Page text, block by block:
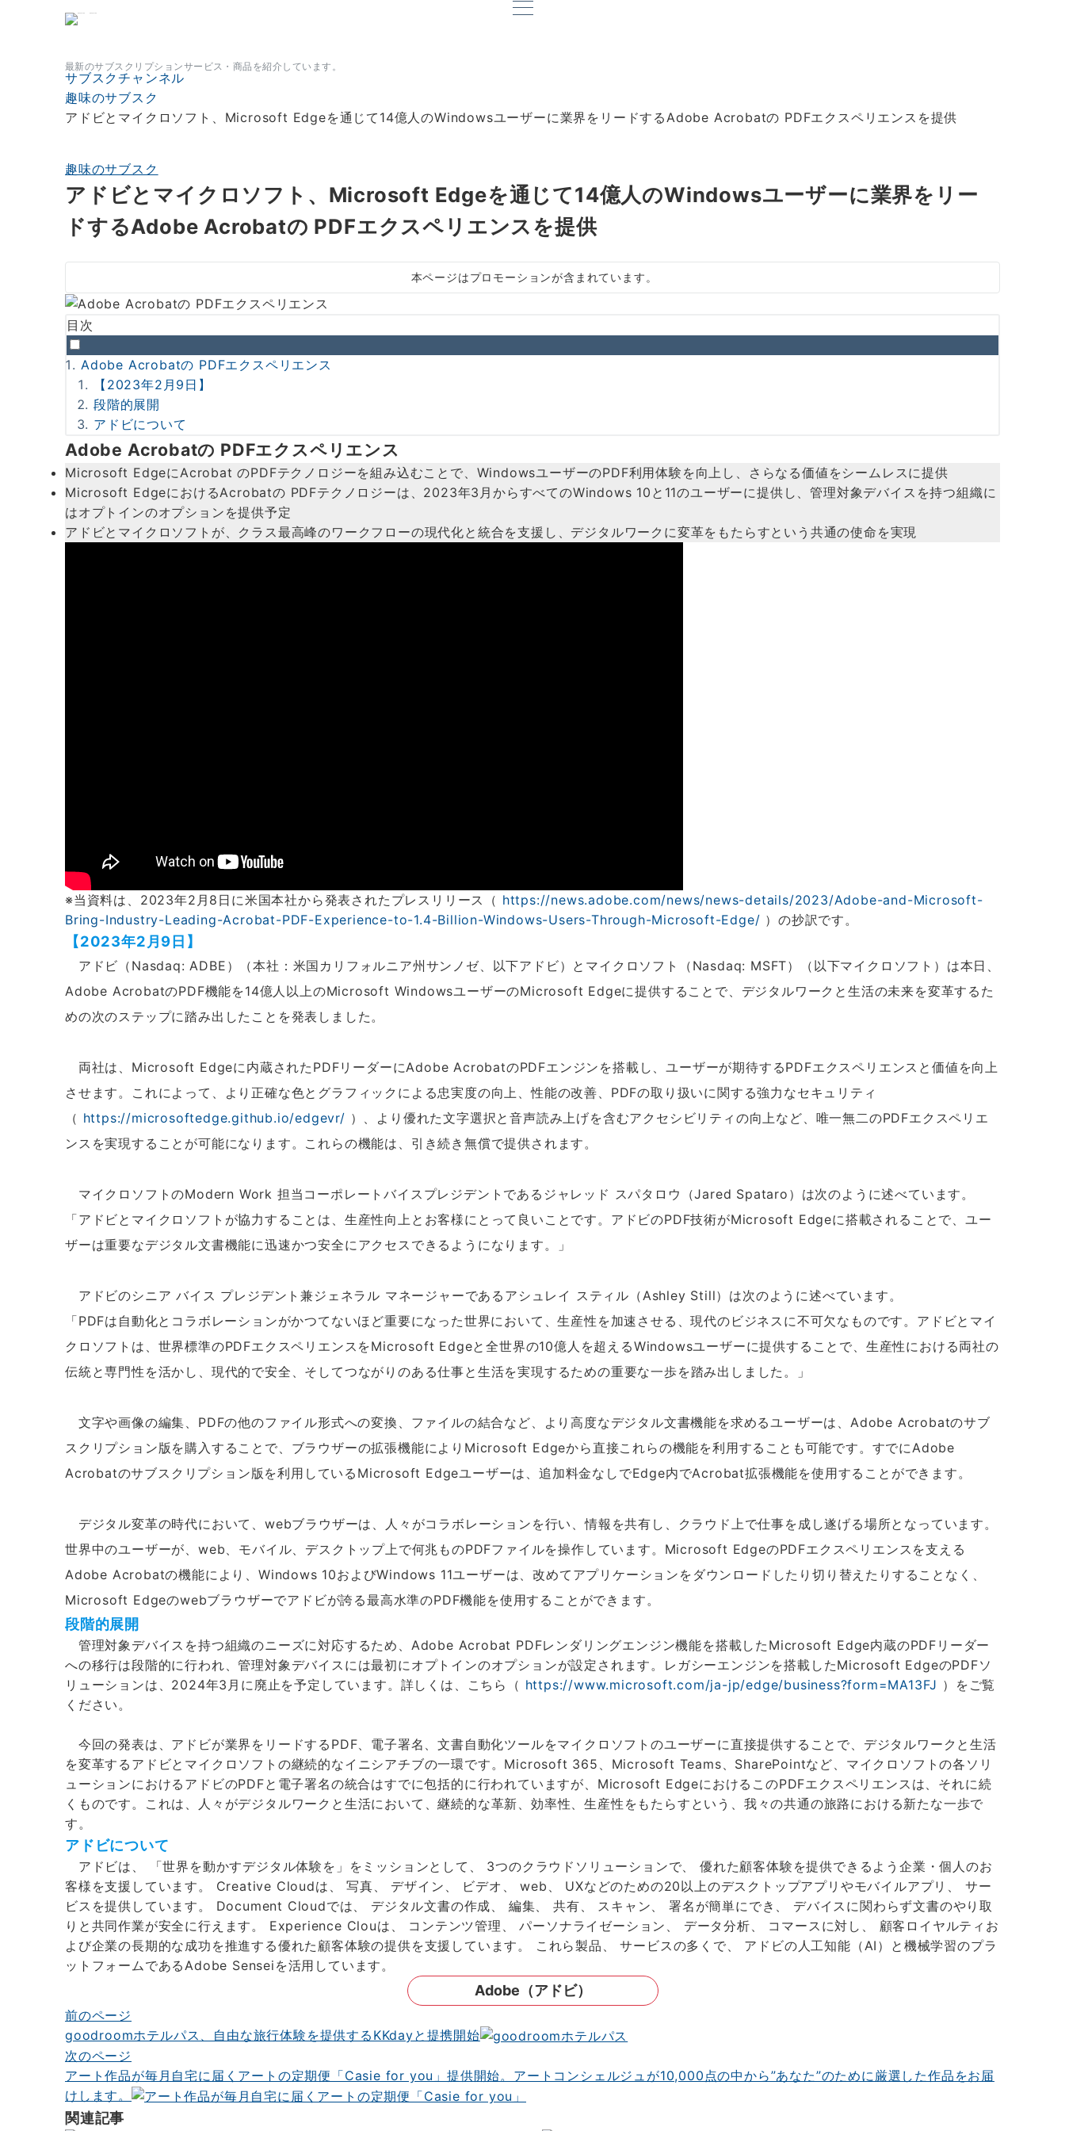
最新のサブスクリプションサービス・商品を紹介しています。
サブスクチャンネル
趣味のサブスク
アドビとマイクロソフト、Microsoft Edgeを通じて14億人のWindowsユーザーに業界をリードするAdobe Acrobatの PDFエクスペリエンスを提供
趣味のサブスク
アドビとマイクロソフト、Microsoft Edgeを通じて14億人のWindowsユーザーに業界をリー
ドするAdobe Acrobatの PDFエクスペリエンスを提供
本ページはプロモーションが含まれています。
目次
Adobe Acrobatの PDFエクスペリエンス
【2023年2月9日】
段階的展開
アドビについて
Adobe Acrobatの PDFエクスペリエンス
Microsoft EdgeにAcrobat のPDFテクノロジーを組み込むことで、WindowsユーザーのPDF利用体験を向上し、さらなる価値をシームレスに提供
Microsoft EdgeにおけるAcrobatの PDFテクノロジーは、2023年3月からすべてのWindows 10と11のユーザーに提供し、管理対象デバイスを持つ組織に
はオプトインのオプションを提供予定
アドビとマイクロソフトが、クラス最高峰のワークフローの現代化と統合を支援し、デジタルワークに変革をもたらすという共通の使命を実現
※当資料は、2023年2月8日に米国本社から発表されたプレスリリース（ https://news.adobe.com/news/news-details/2023/Adobe-and-Microsoft-
Bring-Industry-Leading-Acrobat-PDF-Experience-to-1.4-Billion-Windows-Users-Through-Microsoft-Edge/ ）の抄訳です。
【2023年2月9日】
アドビ（Nasdaq: ADBE）（本社：米国カリフォルニア州サンノゼ、以下アドビ）とマイクロソフト（Nasdaq: MSFT）（以下マイクロソフト）は本日、
Adobe AcrobatのPDF機能を14億人以上のMicrosoft WindowsユーザーのMicrosoft Edgeに提供することで、デジタルワークと生活の未来を変革するた
めの次のステップに踏み出したことを発表しました。
両社は、Microsoft Edgeに内蔵されたPDFリーダーにAdobe AcrobatのPDFエンジンを搭載し、ユーザーが期待するPDFエクスペリエンスと価値を向上
させます。これによって、より正確な色とグラフィックによる忠実度の向上、性能の改善、PDFの取り扱いに関する強力なセキュリティ
（ https://microsoftedge.github.io/edgevr/ ）、より優れた文字選択と音声読み上げを含むアクセシビリティの向上など、唯一無二のPDFエクスペリエ
ンスを実現することが可能になります。これらの機能は、引き続き無償で提供されます。
マイクロソフトのModern Work 担当コーポレートバイスプレジデントであるジャレッド スパタロウ（Jared Spataro）は次のように述べています。
「アドビとマイクロソフトが協力することは、生産性向上とお客様にとって良いことです。アドビのPDF技術がMicrosoft Edgeに搭載されることで、ユー
ザーは重要なデジタル文書機能に迅速かつ安全にアクセスできるようになります。」
アドビのシニア バイス プレジデント兼ジェネラル マネージャーであるアシュレイ スティル（Ashley Still）は次のように述べています。
「PDFは自動化とコラボレーションがかつてないほど重要になった世界において、生産性を加速させる、現代のビジネスに不可欠なものです。アドビとマイ
クロソフトは、世界標準のPDFエクスペリエンスをMicrosoft Edgeと全世界の10億人を超えるWindowsユーザーに提供することで、生産性における両社の
伝統と専門性を活かし、現代的で安全、そしてつながりのある仕事と生活を実現するための重要な一歩を踏み出しました。」
文字や画像の編集、PDFの他のファイル形式への変換、ファイルの結合など、より高度なデジタル文書機能を求めるユーザーは、Adobe Acrobatのサブ
スクリプション版を購入することで、ブラウザーの拡張機能によりMicrosoft Edgeから直接これらの機能を利用することも可能です。すでにAdobe
Acrobatのサブスクリプション版を利用しているMicrosoft Edgeユーザーは、追加料金なしでEdge内でAcrobat拡張機能を使用することができます。
デジタル変革の時代において、webブラウザーは、人々がコラボレーションを行い、情報を共有し、クラウド上で仕事を成し遂げる場所となっています。
世界中のユーザーが、web、モバイル、デスクトップ上で何兆ものPDFファイルを操作しています。Microsoft EdgeのPDFエクスペリエンスを支える
Adobe Acrobatの機能により、Windows 10およびWindows 11ユーザーは、改めてアプリケーションをダウンロードしたり切り替えたりすることなく、
Microsoft Edgeのwebブラウザーでアドビが誇る最高水準のPDF機能を使用することができます。
段階的展開
管理対象デバイスを持つ組織のニーズに対応するため、Adobe Acrobat PDFレンダリングエンジン機能を搭載したMicrosoft Edge内蔵のPDFリーダー
への移行は段階的に行われ、管理対象デバイスには最初にオプトインのオプションが設定されます。レガシーエンジンを搭載したMicrosoft EdgeのPDFソ
リューションは、2024年3月に廃止を予定しています。詳しくは、こちら（ https://www.microsoft.com/ja-jp/edge/business?form=MA13FJ ）をご覧
ください。
今回の発表は、アドビが業界をリードするPDF、電子署名、文書自動化ツールをマイクロソフトのユーザーに直接提供することで、デジタルワークと生活
を変革するアドビとマイクロソフトの継続的なイニシアチブの一環です。Microsoft 365、Microsoft Teams、SharePointなど、マイクロソフトの各ソリ
ューションにおけるアドビのPDFと電子署名の統合はすでに包括的に行われていますが、Microsoft EdgeにおけるこのPDFエクスペリエンスは、それに続
くものです。これは、人々がデジタルワークと生活において、継続的な革新、効率性、生産性をもたらすという、我々の共通の旅路における新たな一歩で
す。
アドビについて
アドビは、 「世界を動かすデジタル体験を」をミッションとして、 3つのクラウドソリューションで、 優れた顧客体験を提供できるよう企業・個人のお
客様を支援しています。 Creative Cloudは、 写真、 デザイン、 ビデオ、 web、 UXなどのための20以上のデスクトップアプリやモバイルアプリ、 サー
ビスを提供しています。 Document Cloudでは、 デジタル文書の作成、 編集、 共有、 スキャン、 署名が簡単にでき、 デバイスに関わらず文書のやり取
りと共同作業が安全に行えます。 Experience Clouは、 コンテンツ管理、 パーソナライゼーション、 データ分析、 コマースに対し、 顧客ロイヤルティお
よび企業の長期的な成功を推進する優れた顧客体験の提供を支援しています。 これら製品、 サービスの多くで、 アドビの人工知能（AI）と機械学習のプラ
ットフォームであるAdobe Senseiを活用しています。
Adobe（アドビ）
投
稿
ナ
ビ
ゲ
前のページ
goodroomホテルパス、自由な旅行体験を提供するKKdayと提携開始
次のページ
アート作品が毎月自宅に届くアートの定期便「Casie for you」提供開始。アートコンシェルジュが10,000点の中から”あなた”のために厳選した作品をお届
けします。
関連記事